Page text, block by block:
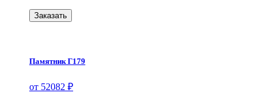
Заказать
Памятник Г179
от 52082 ₽